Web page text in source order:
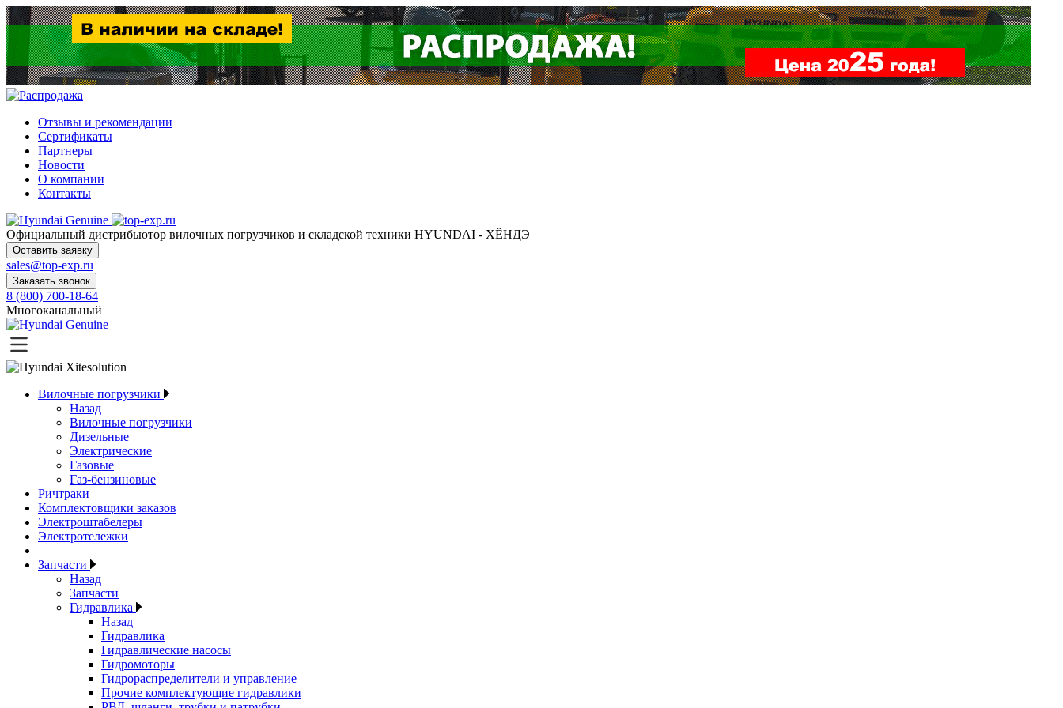
Отзывы и рекомендации
Сертификаты
Партнеры
Новости
О компании
Контакты
Официальный дистрибьютор вилочных погрузчиков и складской техники HYUNDAI - ХЁНДЭ
Оставить заявку
sales@top-exp.ru
Заказать звонок
8 (800) 700-18-64
Многоканальный
Вилочные погрузчики
Назад
Вилочные погрузчики
Дизельные
Электрические
Газовые
Газ-бензиновые
Ричтраки
Комплектовщики заказов
Электроштабелеры
Электротележки
Запчасти
Назад
Запчасти
Гидравлика
Назад
Гидравлика
Гидравлические насосы
Гидромоторы
Гидрораспределители и управление
Прочие комплектующие гидравлики